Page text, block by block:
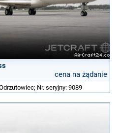
cena na żądanie
Nr. seryjny: 9089